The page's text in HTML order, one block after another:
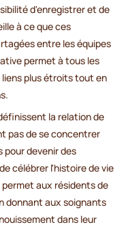
d'enregistrer et de
à ce que ces
entre les équipes
permet à tous les
plus étroits tout en
la relation de
pas de se concentrer
pour devenir des
célébrer l'histoire de vie
aux résidents de
donnant aux soignants
dans leur